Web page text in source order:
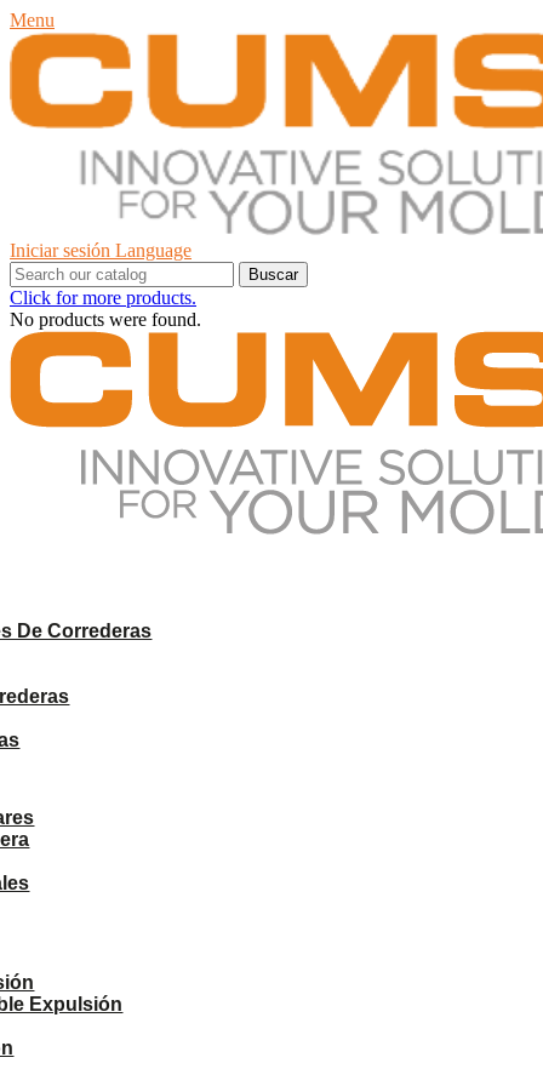
Menu
Iniciar sesión Language
Buscar
Click for more products.
No products were found.
De Correderas
Expulsión